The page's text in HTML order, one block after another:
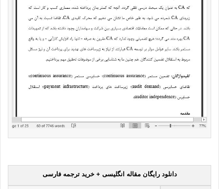
دانلود رایگان مقاله انگلیسی + خرید ترجمه فارسی